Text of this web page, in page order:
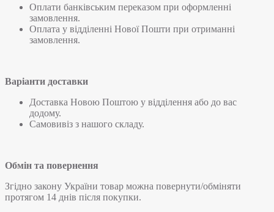
Оплати банківським переказом при оформленні
замовлення.
Оплата у відділенні Нової Пошти при отриманні
замовлення.
Варіанти доставки
Доставка Новою Поштою у відділення або до вас
додому.
Самовивіз з нашого складу.
Обмін та повернення
Згідно закону України товар можна повернути/обміняти
протягом 14 днів після покупки.